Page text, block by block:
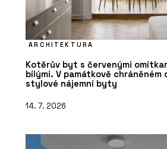
ARCHITEKTURA
Kotěrův byt s červenými
bílými. V památkově chráněném
stylové nájemní byty
14. 7. 2026